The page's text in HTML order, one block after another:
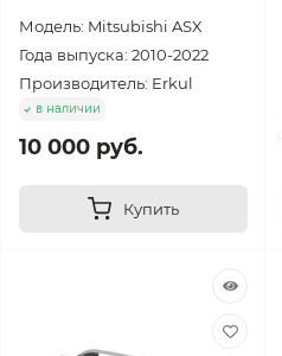
Модель: Mitsubishi ASX
Года выпуска: 2010-2022
Производитель: Erkul
в наличии
10 000 руб.
Купить